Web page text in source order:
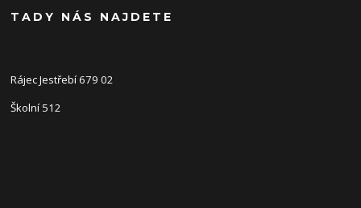
TADY NÁS NAJDETE
Rájec Jestřebí 679 02
Školní 512